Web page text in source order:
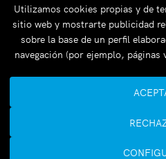
Utilizamos cookies propias y de
sitio web y mostrarte publicidad
sobre la base de un perfil
navegación (por ejemplo, páginas